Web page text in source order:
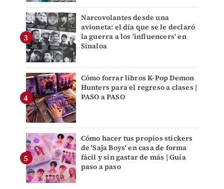
Narcovolantes desde una
avioneta: el día que se le declaró
la guerra a los 'influencers' en
Sinaloa
Cómo forrar libros K-Pop Demon
Hunters para el regreso a clases |
PASO a PASO
Cómo hacer tus propios stickers
de 'Saja Boys' en casa de forma
fácil y sin gastar de más | Guía
paso a paso